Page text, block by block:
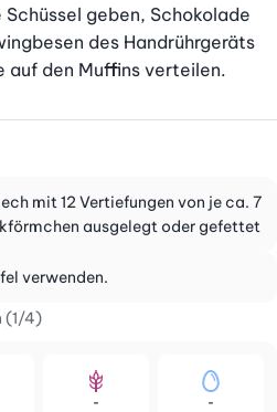
geben, Schokolade
des Handrührgeräts
auf den Muffins verteilen.
mit 12 Vertiefungen von je ca. 7
ausgelegt oder gefettet
verwenden.
(1/4)
- -